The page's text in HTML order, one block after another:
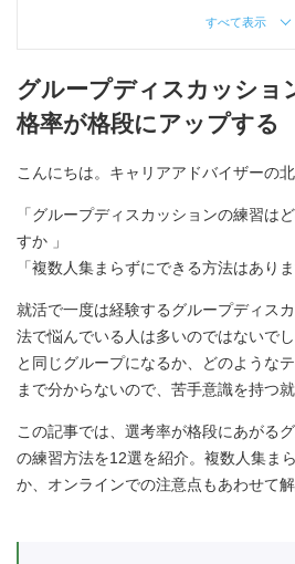
すべて表示
グループディスカッショ
格率が格段にアップする
こんにちは。キャリアアドバイザーの北
「グループディスカッションの練習は
すか 」
「複数人集まらずにできる方法はありま
就活で一度は経験するグループディス
法で悩んでいる人は多いのではないで
と同じグループになるか、どのような
まで分からないので、苦手意識を持つ
この記事では、選考率が格段にあがる
の練習方法を12選を紹介。複数人集ま
か、オンラインでの注意点もあわせて解